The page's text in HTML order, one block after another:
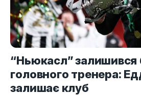
“Ньюкасл” залишився
головного тренера:
залишає клуб